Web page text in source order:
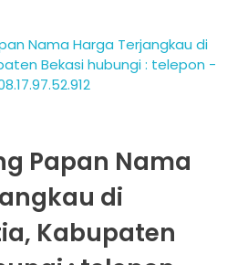
Papan Nama
di
Kabupaten